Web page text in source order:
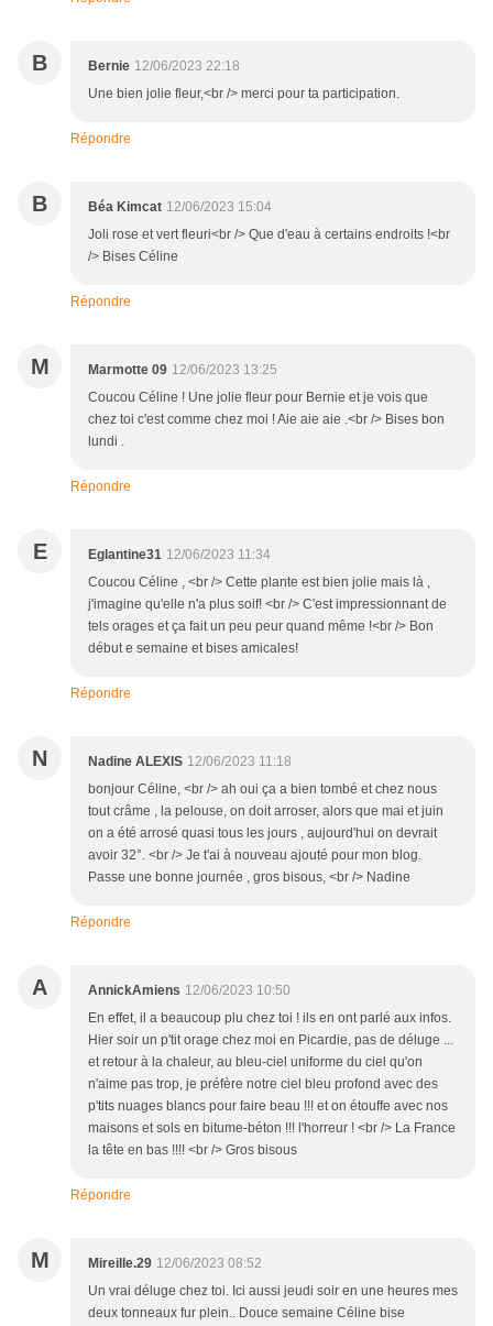
B Bernie 12/06/2023 22:18
Une bien jolie fleur,<br /> merci pour ta participation.
Répondre
B Béa Kimcat 12/06/2023 15:04
Joli rose et vert fleuri<br /> Que d'eau à certains endroits !<br
/> Bises Céline
Répondre
M Marmotte 09 12/06/2023 13:25
Coucou Céline ! Une jolie fleur pour Bernie et je vois que
chez toi c'est comme chez moi ! Aie aie aie .<br /> Bises bon
lundi .
Répondre
E Eglantine31 12/06/2023 11:34
Coucou Céline , <br /> Cette plante est bien jolie mais là ,
j'imagine qu'elle n'a plus soif! <br /> C'est impressionnant de
tels orages et ça fait un peu peur quand même !<br /> Bon
début e semaine et bises amicales!
Répondre
N Nadine ALEXIS 12/06/2023 11:18
bonjour Céline, <br /> ah oui ça a bien tombé et chez nous
tout crâme , la pelouse, on doit arroser, alors que mai et juin
on a été arrosé quasi tous les jours , aujourd'hui on devrait
avoir 32°. <br /> Je t'ai à nouveau ajouté pour mon blog.
Passe une bonne journée , gros bisous, <br /> Nadine
Répondre
A AnnickAmiens 12/06/2023 10:50
En effet, il a beaucoup plu chez toi ! ils en ont parlé aux infos.
Hier soir un p'tit orage chez moi en Picardie, pas de déluge ...
et retour à la chaleur, au bleu-ciel uniforme du ciel qu'on
n'aime pas trop, je préfère notre ciel bleu profond avec des
p'tits nuages blancs pour faire beau !!! et on étouffe avec nos
maisons et sols en bitume-béton !!! l'horreur ! <br /> La France
la tête en bas !!!! <br /> Gros bisous
Répondre
M Mireille.29 12/06/2023 08:52
Un vrai déluge chez toi. Ici aussi jeudi soir en une heures mes
deux tonneaux fur plein.. Douce semaine Céline bise